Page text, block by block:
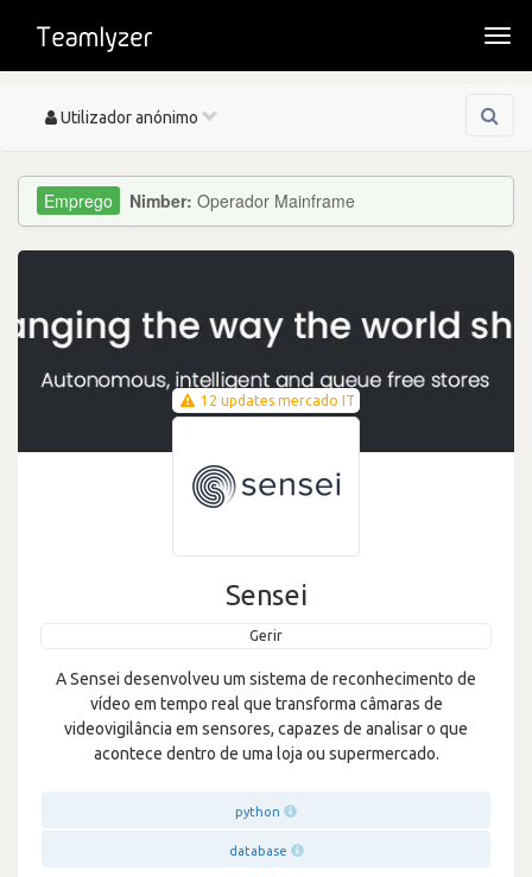
Toggle
Utilizador anónimo
Nimber: Operador Mainframe
12 updates mercado IT
Sensei
Gerir
A Sensei desenvolveu um sistema de reconhecimento de
vídeo em tempo real que transforma câmaras de
videovigilância em sensores, capazes de analisar o que
acontece dentro de uma loja ou supermercado.
python
database